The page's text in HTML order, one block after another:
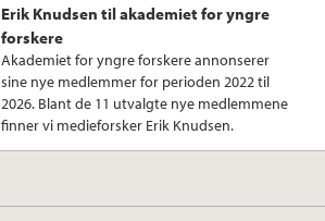
Erik Knudsen til akademiet for yngre
forskere
Akademiet for yngre forskere annonserer
sine nye medlemmer for perioden 2022 til
2026. Blant de 11 utvalgte nye medlemmene
finner vi medieforsker Erik Knudsen.